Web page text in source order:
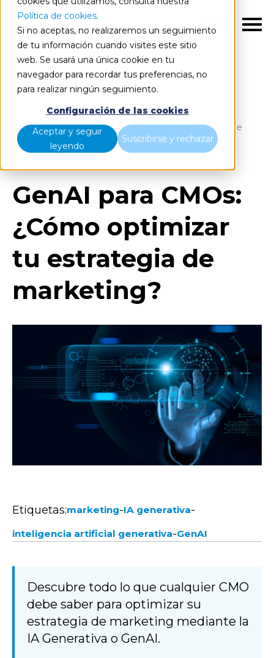
Política de cookies.
Si no aceptas, no realizaremos un seguimiento
de tu información cuando visites este sitio
web. Se usará una única cookie en tu
navegador para recordar tus preferencias, no
para realizar ningún seguimiento.
Configuración de las cookies
Aceptar y seguir
leyendo
Suscribirse y rechazar
ES
GenAI para CMOs: ¿Cómo optimizar tu estrategia de
marketing?
GenAI para CMOs:
¿Cómo optimizar
tu estrategia de
marketing?
Etiquetas:marketing-IA generativa-
inteligencia artificial generativa-GenAI
Descubre todo lo que cualquier CMO
debe saber para optimizar su
estrategia de marketing mediante la
IA Generativa o GenAI.